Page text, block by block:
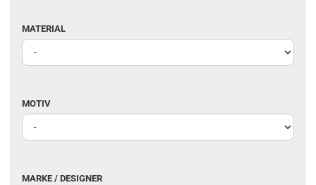
MATERIAL
MATERIAL
MOTIV
MOTIV
MARKE
MARKE / DESIGNER